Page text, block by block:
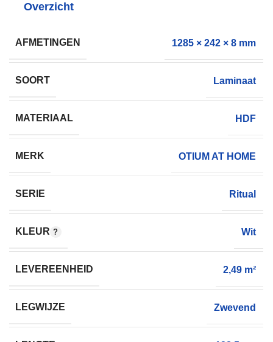
Overzicht
AFMETINGEN 1285 × 242 × 8 mm
SOORT Laminaat
MATERIAAL HDF
MERK OTIUM AT HOME
SERIE Ritual
KLEUR Wit
LEVEREENHEID 2,49 m²
LEGWIJZE Zwevend